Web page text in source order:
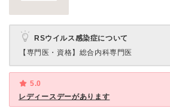
RSウイルス感染症について
【専門医・資格】 総合内科専門医
5.0
レディースデーがあります